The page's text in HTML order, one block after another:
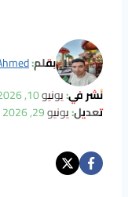
بقلم:
نُشر في:يونيو 10, 2026 - 10:37 ص
تعديل:يونيو 29, 2026 - 4:42 ص